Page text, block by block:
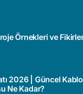
Örnekleri ve
2026 | Güncel
Ne Kadar?